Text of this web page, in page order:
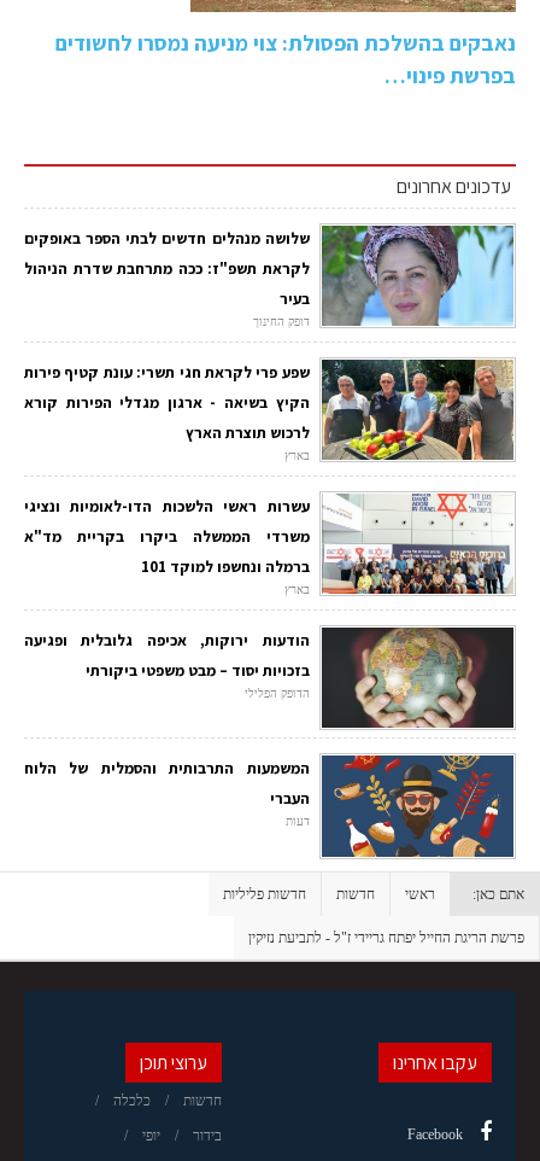
נאבקים בהשלכת הפסולת: צוי מניעה נמסרו לחשודים
בפרשת פינוי…
עדכונים אחרונים
שלושה מנהלים חדשים לבתי הספר באופקים
לקראת תשפ"ז: ככה מתרחבת שדרת הניהול
בעיר
דופק החינוך
שפע פרי לקראת חגי תשרי: עונת קטיף פירות
הקיץ בשיאה - ארגון מגדלי הפירות קורא
לרכוש תוצרת הארץ
בארץ
עשרות ראשי הלשכות הדו-לאומיות ונציגי
משרדי הממשלה ביקרו בקריית מד"א
ברמלה ונחשפו למוקד 101
בארץ
הודעות ירוקות, אכיפה גלובלית ופגיעה
בזכויות יסוד – מבט משפטי ביקורתי
הדופק הפלילי
המשמעות התרבותית והסמלית של הלוח
העברי
דעות
אתם כאן: ראשי חדשות חדשות פליליות
פרשת הריגת החייל יפתח גריידי ז"ל - לתביעת נזיקין
ערוצי תוכן
חדשות כלכלה
בידור יופי
עקבו אחרינו
Facebook